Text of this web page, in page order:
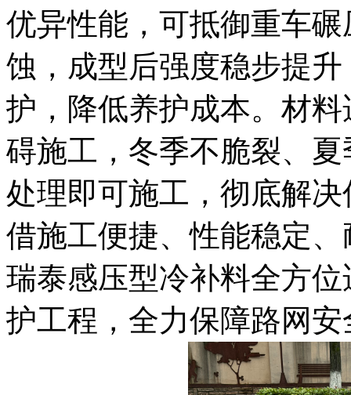
优异性能，可抵御重车
蚀，成型后强度稳步提
护，降低养护成本。材
碍施工，冬季不脆裂、
处理即可施工，彻底解
借施工便捷、性能稳定
瑞泰感压型冷补料全方
护工程，全力保障路网